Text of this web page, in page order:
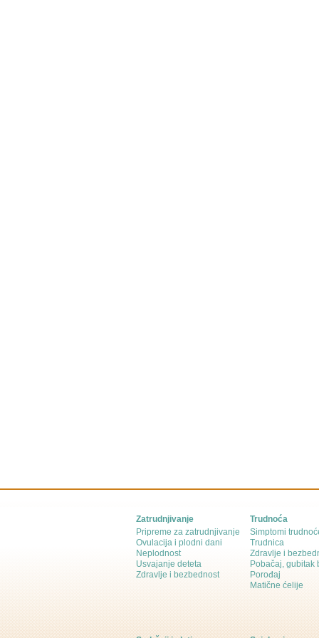
Zatrudnjivanje
Pripreme za zatrudnjivanje
Ovulacija i plodni dani
Neplodnost
Usvajanje deteta
Zdravlje i bezbednost
Trudnoća
Simptomi
Trudnica
Zdravlje i
Pobačaj, gubitak
Porođaj
Matične ćelije